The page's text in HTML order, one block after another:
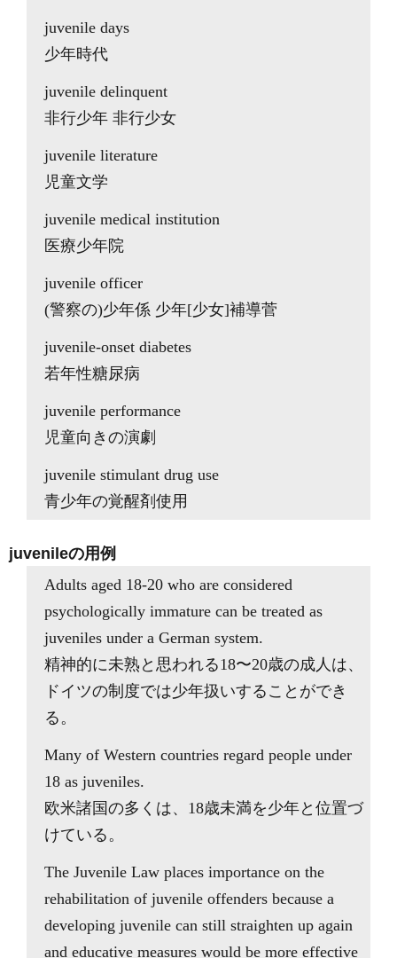
juvenile days
少年時代
juvenile delinquent
非行少年 非行少女
juvenile literature
児童文学
juvenile medical institution
医療少年院
juvenile officer
(警察の)少年係 少年[少女]補導菅
juvenile-onset diabetes
若年性糖尿病
juvenile performance
児童向きの演劇
juvenile stimulant drug use
青少年の覚醒剤使用
juvenileの用例
Adults aged 18-20 who are considered
psychologically immature can be treated as
juveniles under a German system.
精神的に未熟と思われる18〜20歳の成人は、
ドイツの制度では少年扱いすることができ
る。
Many of Western countries regard people under
18 as juveniles.
欧米諸国の多くは、18歳未満を少年と位置づ
けている。
The Juvenile Law places importance on the
rehabilitation of juvenile offenders because a
developing juvenile can still straighten up again
and educative measures would be more effective